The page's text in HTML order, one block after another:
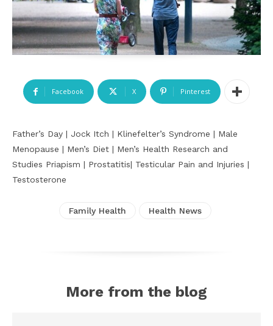
Facebook X Pinterest
Father’s Day | Jock Itch | Klinefelter’s Syndrome | Male
Menopause | Men’s Diet | Men’s Health Research and
Studies Priapism | Prostatitis| Testicular Pain and Injuries |
Testosterone
Family Health Health News
More from the blog